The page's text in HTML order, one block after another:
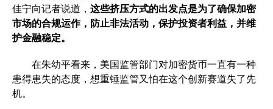
佳宁向记者说道， 这些挤压方式的出发点是为了确保加密
市场的合规运作，防止非法活动，保护投资者利益，并维
护金融稳定。
在朱幼平看来，美国监管部门对加密货币一直有一种
患得患失的态度，想重锤监管又怕在这个创新赛道失了先
机。